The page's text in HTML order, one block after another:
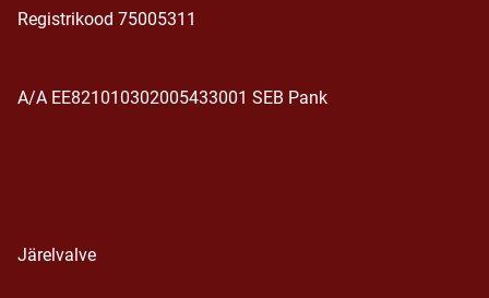
Registrikood 75005311
A/A EE821010302005433001 SEB Pank
Järelvalve